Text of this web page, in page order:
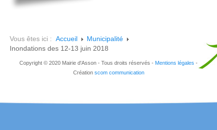
Vous êtes ici : Accueil
Municipalité
Inondations des 12-13 juin 2018
Copyright © 2020 Mairie d'Asson - Tous droits réservés - Mentions légales -
Création scom communication